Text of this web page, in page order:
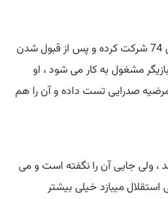
او در آزمون ورودی رادیو در سال 74 شرکت کرده و پس از قبول شدن
مشغول به کار می شود ، او
صدرایی تست داده و آن را هم
، ولی جایی آن را نگفته است و می
میبازد خیلی بیشتر